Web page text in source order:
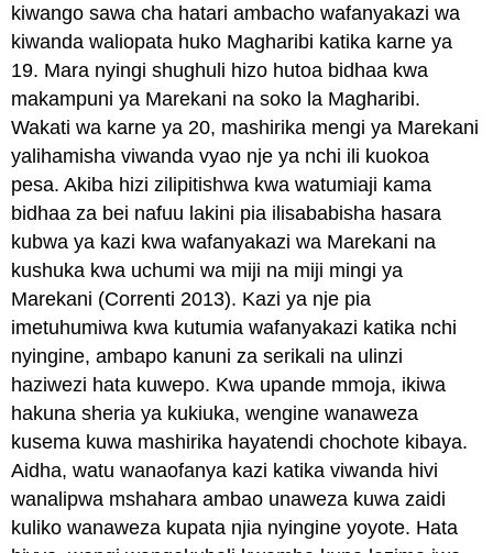
kiwango sawa cha hatari ambacho wafanyakazi wa
kiwanda waliopata huko Magharibi katika karne ya
19. Mara nyingi shughuli hizo hutoa bidhaa kwa
makampuni ya Marekani na soko la Magharibi.
Wakati wa karne ya 20, mashirika mengi ya Marekani
yalihamisha viwanda vyao nje ya nchi ili kuokoa
pesa. Akiba hizi zilipitishwa kwa watumiaji kama
bidhaa za bei nafuu lakini pia ilisababisha hasara
kubwa ya kazi kwa wafanyakazi wa Marekani na
kushuka kwa uchumi wa miji na miji mingi ya
Marekani (Correnti 2013). Kazi ya nje pia
imetuhumiwa kwa kutumia wafanyakazi katika nchi
nyingine, ambapo kanuni za serikali na ulinzi
haziwezi hata kuwepo. Kwa upande mmoja, ikiwa
hakuna sheria ya kukiuka, wengine wanaweza
kusema kuwa mashirika hayatendi chochote kibaya.
Aidha, watu wanaofanya kazi katika viwanda hivi
wanalipwa mshahara ambao unaweza kuwa zaidi
kuliko wanaweza kupata njia nyingine yoyote. Hata